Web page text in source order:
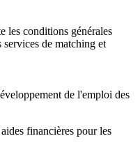
les conditions générales
de matching et
de l'emploi des
financières pour les